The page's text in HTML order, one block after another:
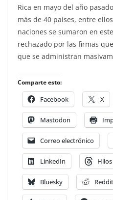
Rica en mayo del año
más de 40 países, entre
naciones se sumaron en
rechazado por las firmas
que se administran
Comparte esto:
Facebook X
Mastodon
Correo electrónico
LinkedIn Hilos
Bluesky Reddit